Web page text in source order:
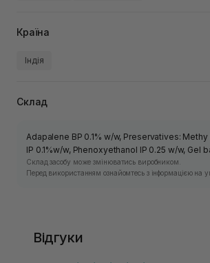
Країна
Індія
Склад
Adapalene BP 0.1% w/w, Preservatives:
IP 0.1%w/w, Phenoxyethanol IP 0.25 w/w, Gel
Склад засобу може змінюватись виробником.
Перед використанням ознайомтесь з інформацією на
Відгуки